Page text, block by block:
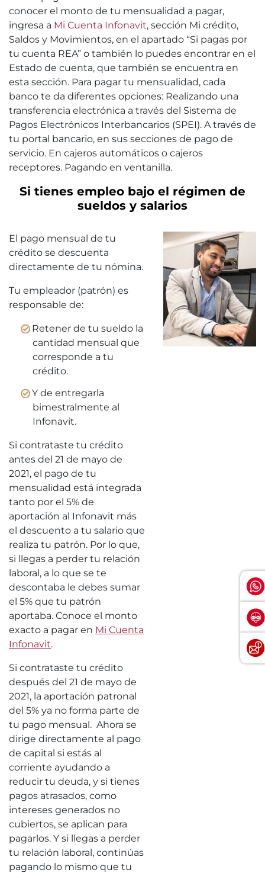
conocer el monto de tu mensualidad a pagar,
ingresa a Mi Cuenta Infonavit, sección Mi crédito,
Saldos y Movimientos, en el apartado “Si pagas por
tu cuenta REA” o también lo puedes encontrar en el
Estado de cuenta, que también se encuentra en
esta sección. Para pagar tu mensualidad, cada
banco te da diferentes opciones: Realizando una
transferencia electrónica a través del Sistema de
Pagos Electrónicos Interbancarios (SPEI). A través de
tu portal bancario, en sus secciones de pago de
servicio. En cajeros automáticos o cajeros
receptores. Pagando en ventanilla.
Si tienes empleo bajo el régimen de
sueldos y salarios
El pago mensual de tu
crédito se descuenta
directamente de tu nómina.
Tu empleador (patrón) es
responsable de:
Retener de tu sueldo la
cantidad mensual que
corresponde a tu
crédito.
Y de entregarla
bimestralmente al
Infonavit.
Si contrataste tu crédito
antes del 21 de mayo de
2021, el pago de tu
mensualidad está integrada
tanto por el 5% de
aportación al Infonavit más
el descuento a tu salario que
realiza tu patrón. Por lo que,
si llegas a perder tu relación
laboral, a lo que se te
descontaba le debes sumar
el 5% que tu patrón
aportaba. Conoce el monto
exacto a pagar en Mi Cuenta
Infonavit.
Si contrataste tu crédito
después del 21 de mayo de
2021, la aportación patronal
del 5% ya no forma parte de
tu pago mensual. Ahora se
dirige directamente al pago
de capital si estás al
corriente ayudando a
reducir tu deuda, y si tienes
pagos atrasados, como
intereses generados no
cubiertos, se aplican para
pagarlos. Y si llegas a perder
tu relación laboral, continúas
pagando lo mismo que tu